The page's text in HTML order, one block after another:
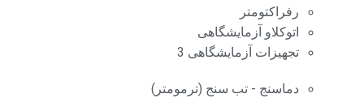
رفراکتومتر
اتوکلاو آزمایشگاهی
تجهیزات آزمایشگاهی 3
دماسنج - تب سنج (ترمومتر)